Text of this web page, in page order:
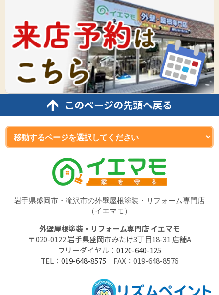
このページの先頭へ戻る
岩手県盛岡市・滝沢市の外壁屋根塗装・リフォーム専門店
（イエマモ）
外壁屋根塗装・リフォーム専門店 イエマモ
〒020-0122 岩手県盛岡市みたけ3丁目18-31 店舗A
フリーダイヤル： 0120-640-125
TEL： 019-648-8575 FAX：019-648-8576